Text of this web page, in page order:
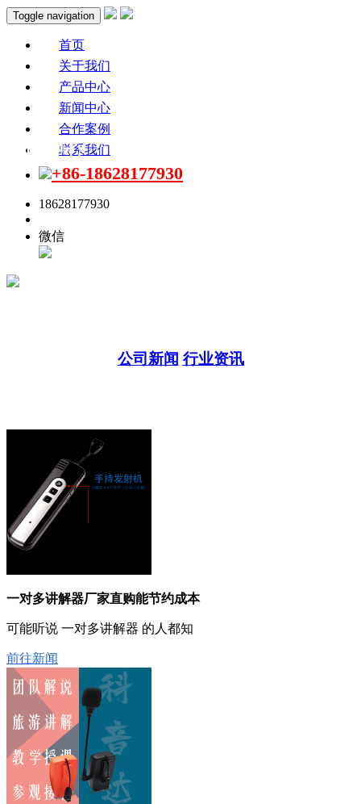
Toggle navigation
首页
关于我们
产品中心
新闻中心
合作案例
联系我们
+86-18628177930
18628177930
微信
新闻中心
公司新闻 行业资讯
一对多讲解器厂家直购能节约成本
可能听说 一对多讲解器 的人都知
前往新闻